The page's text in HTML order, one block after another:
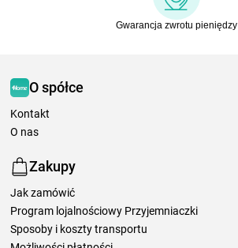
Gwarancja zwrotu pieniędzy
O spółce
Kontakt
O nas
Zakupy
Jak zamówić
Program lojalnościowy Przyjemniaczki
Sposoby i koszty transportu